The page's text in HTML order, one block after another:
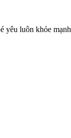
yêu luôn khỏe mạnh